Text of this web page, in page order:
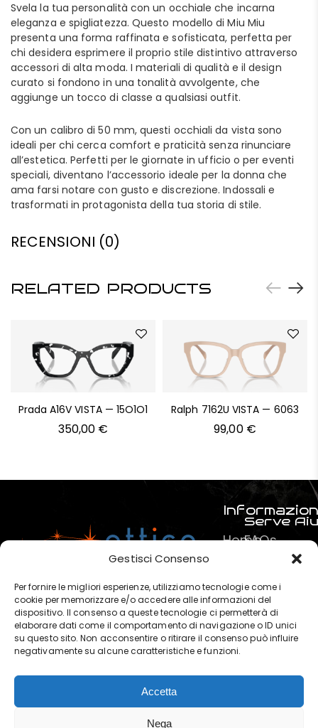
Gestisci Consenso
Per fornire le migliori esperienze, utilizziamo tecnologie come i
cookie per memorizzare e/o accedere alle informazioni del
dispositivo. Il consenso a queste tecnologie ci permetterà di
elaborare dati come il comportamento di navigazione o ID unici
su questo sito. Non acconsentire o ritirare il consenso può influire
negativamente su alcune caratteristiche e funzioni.
Accetta
Nega
Svela la tua personalità con un occhiale che incarna
eleganza e spigliatezza. Questo modello di Miu Miu
presenta una forma raffinata e sofisticata, perfetta per
chi desidera esprimere il proprio stile distintivo attraverso
accessori di alta moda. I materiali di qualità e il design
curato si fondono in una tonalità avvolgente, che
aggiunge un tocco di classe a qualsiasi outfit.
Con un calibro di 50 mm, questi occhiali da vista sono
ideali per chi cerca comfort e praticità senza rinunciare
all’estetica. Perfetti per le giornate in ufficio o per eventi
speciali, diventano l’accessorio ideale per la donna che
ama farsi notare con gusto e discrezione. Indossali e
trasformati in protagonista della tua storia di stile.
RECENSIONI (0)
RELATED PRODUCTS
Prada A16V VISTA — 15O1O1
350,00 €
Ralph 7162U VISTA — 6063
99,00 €
Home
Chi
siamo
?
Contatti
Serve
FAQs
Pagamenti
Termini e
Privacy &